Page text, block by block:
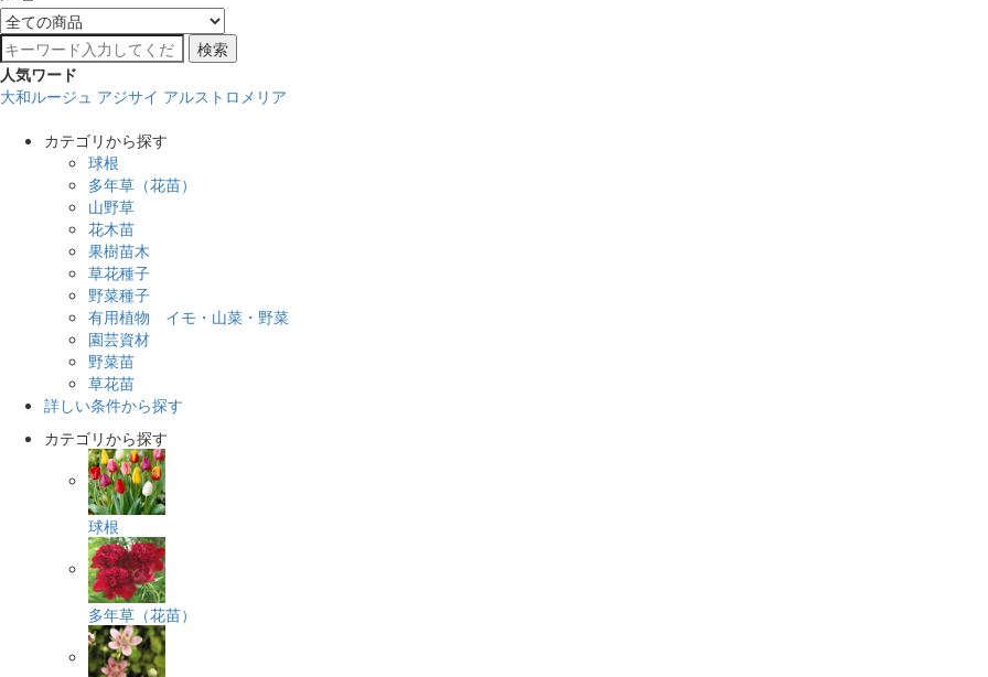
検索
人気ワード
大和ルージュ アジサイ アルストロメリア
カテゴリから探す
球根
多年草（花苗）
山野草
花木苗
果樹苗木
草花種子
野菜種子
有用植物 イモ・山菜・野菜
園芸資材
野菜苗
草花苗
詳しい条件から探す
カテゴリから探す
球根
多年草（花苗）